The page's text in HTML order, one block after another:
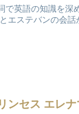
で英語の知識を深
エステバンの会
ンセス エレ